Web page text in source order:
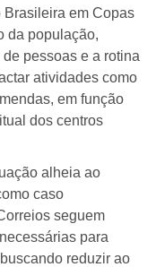
Brasileira em Copas
da população,
pessoas e a rotina
atividades como
em função
dos centros
alheia ao
caso
seguem
para
reduzir ao